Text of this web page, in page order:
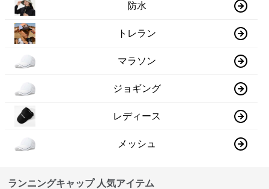
防水
トレラン
マラソン
ジョギング
レディース
メッシュ
ランニングキャップ 人気アイテム